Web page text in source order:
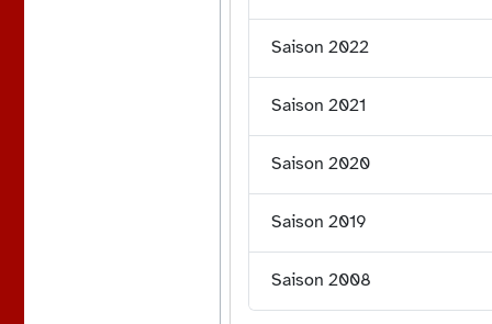
Saison 2022
Saison 2021
Saison 2020
Saison 2019
Saison 2008